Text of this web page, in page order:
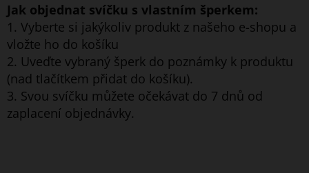
Jak objednat svíčku s vlastním šperkem:
1. Vyberte si jakýkoliv produkt z našeho e-shopu a
vložte ho do košíku
2. Uveďte vybraný šperk do poznámky k produktu
(nad tlačítkem přidat do košíku).
3. Svou svíčku můžete očekávat do 7 dnů od
zaplacení objednávky.